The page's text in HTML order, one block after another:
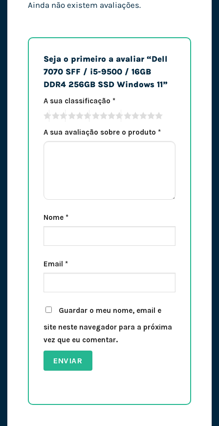
Ainda não existem avaliações.
Seja o primeiro a avaliar “Dell
7070 SFF / i5-9500 / 16GB
DDR4 256GB SSD Windows 11”
A sua classificação *
A sua avaliação sobre o produto *
Nome *
Email *
Guardar o meu nome, email e
site neste navegador para a próxima
vez que eu comentar.